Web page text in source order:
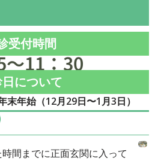
受付時間
〜11：30
について
年始（12月29日〜1月3日）
間までに正面玄関に入って